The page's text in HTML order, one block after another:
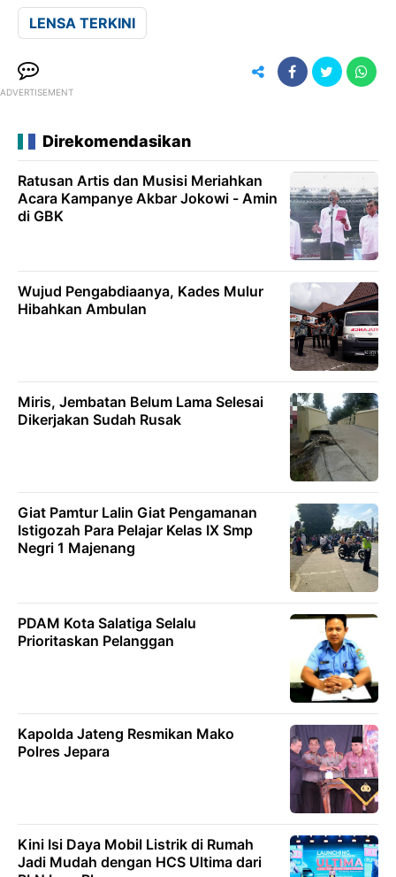
LENSA TERKINI
ADVERTISEMENT
Direkomendasikan
Ratusan Artis dan Musisi Meriahkan
Acara Kampanye Akbar Jokowi - Amin
di GBK
Wujud Pengabdiaanya, Kades Mulur
Hibahkan Ambulan
Miris, Jembatan Belum Lama Selesai
Dikerjakan Sudah Rusak
Giat Pamtur Lalin Giat Pengamanan
Istigozah Para Pelajar Kelas IX Smp
Negri 1 Majenang
PDAM Kota Salatiga Selalu
Prioritaskan Pelanggan
Kapolda Jateng Resmikan Mako
Polres Jepara
Kini Isi Daya Mobil Listrik di Rumah
Jadi Mudah dengan HCS Ultima dari